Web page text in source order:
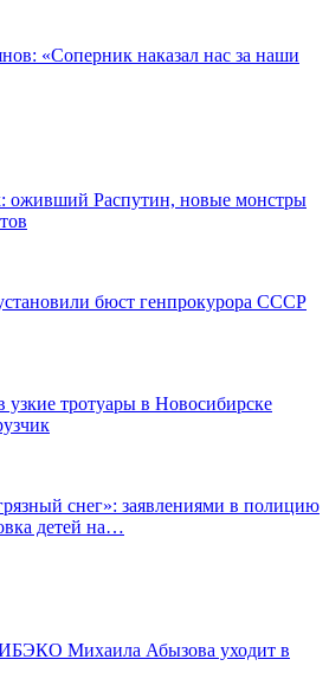
«Соперник наказал нас за наши
оживший Распутин, новые монстры
бюст генпрокурора СССР
узкие тротуары в Новосибирске
снег»: заявлениями в полицию
детей на…
Михаила Абызова уходит в